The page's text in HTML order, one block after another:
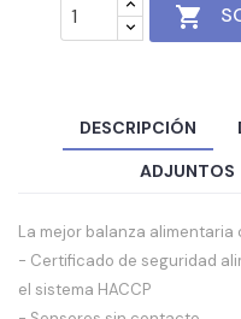

DESCRIPCIÓN
ADJUNTOS
La mejor balanza
- Certificado de seguridad
el sistema HACCP